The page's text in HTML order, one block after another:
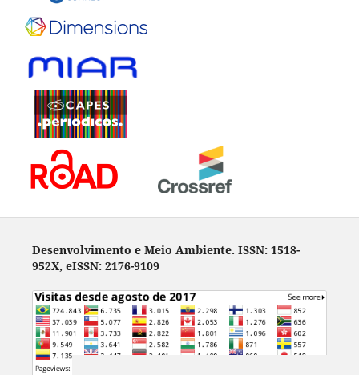
Desenvolvimento e Meio Ambiente. ISSN: 1518-
952X, eISSN: 2176-9109